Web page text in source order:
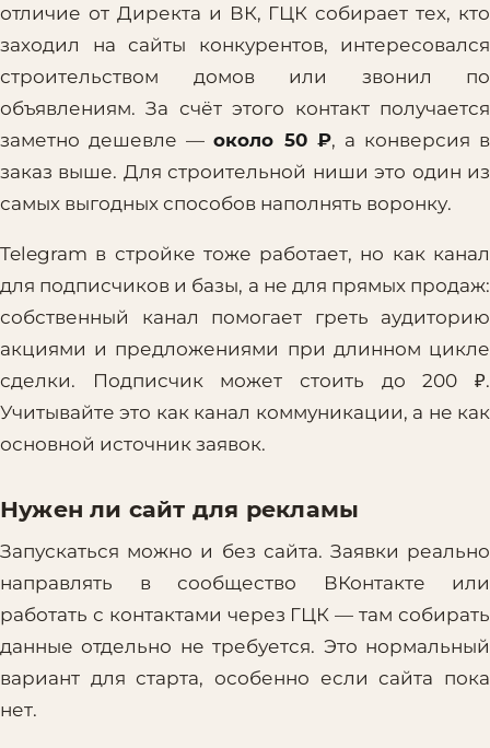
отличие от Директа и ВК, ГЦК собирает тех, кто
заходил на сайты конкурентов, интересовался
строительством домов или звонил по
объявлениям. За счёт этого контакт получается
заметно дешевле —около 50 ₽, а конверсия в
заказ выше. Для строительной ниши это один из
самых выгодных способов наполнять воронку.
Telegram в стройке тоже работает, но как канал
для подписчиков и базы, а не для прямых продаж:
собственный канал помогает греть аудиторию
акциями и предложениями при длинном цикле
сделки. Подписчик может стоить до 200 ₽.
Учитывайте это как канал коммуникации, а не как
основной источник заявок.
Нужен ли сайт для рекламы
Запускаться можно и без сайта. Заявки реально
направлять в сообщество ВКонтакте или
работать с контактами через ГЦК — там собирать
данные отдельно не требуется. Это нормальный
вариант для старта, особенно если сайта пока
нет.